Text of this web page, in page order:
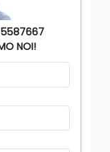
NOI!